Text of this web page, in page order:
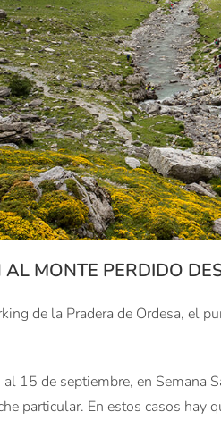
AL MONTE PERDIDO
de la Pradera de Ordesa, el
15 de septiembre, en Semana
particular. En estos casos